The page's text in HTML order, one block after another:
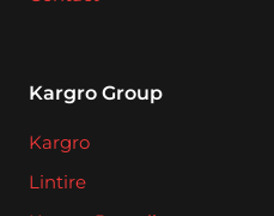
Kargro Group
Kargro
Lintire